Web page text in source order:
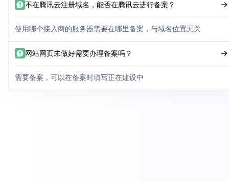
不在腾讯云注册域名，能否在腾讯云进行备案？
使用哪个接入商的服务器需要在哪里备案，与域名位置无关
网站网页未做好需要办理备案吗？
需要备案，可以在备案时填写正在建设中